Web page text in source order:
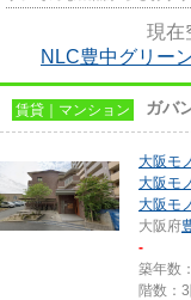
現在
NLC豊中グリー
賃貸｜マンション ガバ
大阪モ
大阪モ
大阪モ
大阪府
-
築年数
階数：